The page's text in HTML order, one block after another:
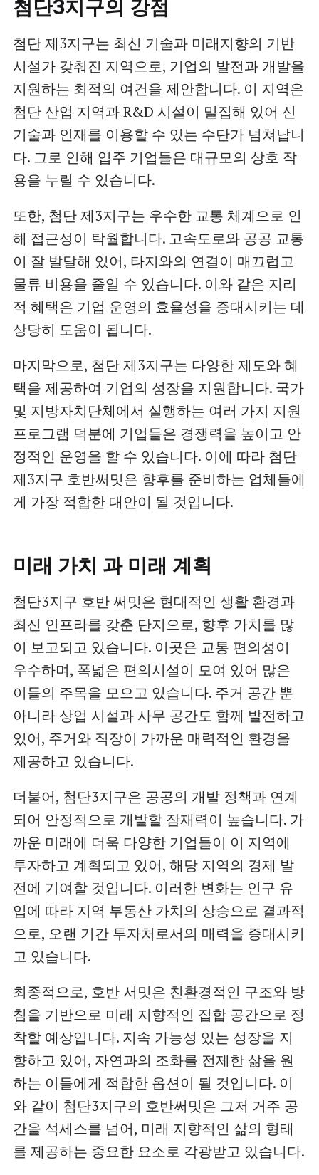
첨단3지구의 강점
첨단 제3지구는 최신 기술과 미래지향의 기반
시설가 갖춰진 지역으로, 기업의 발전과 개발을
지원하는 최적의 여건을 제안합니다. 이 지역은
첨단 산업 지역과 R&D 시설이 밀집해 있어 신
기술과 인재를 이용할 수 있는 수단가 넘쳐납니
다. 그로 인해 입주 기업들은 대규모의 상호 작
용을 누릴 수 있습니다.
또한, 첨단 제3지구는 우수한 교통 체계으로 인
해 접근성이 탁월합니다. 고속도로와 공공 교통
이 잘 발달해 있어, 타지와의 연결이 매끄럽고
물류 비용을 줄일 수 있습니다. 이와 같은 지리
적 혜택은 기업 운영의 효율성을 증대시키는 데
상당히 도움이 됩니다.
마지막으로, 첨단 제3지구는 다양한 제도와 혜
택을 제공하여 기업의 성장을 지원합니다. 국가
및 지방자치단체에서 실행하는 여러 가지 지원
프로그램 덕분에 기업들은 경쟁력을 높이고 안
정적인 운영을 할 수 있습니다. 이에 따라 첨단
제3지구 호반써밋은 향후를 준비하는 업체들에
게 가장 적합한 대안이 될 것입니다.
미래 가치 과 미래 계획
첨단3지구 호반 써밋은 현대적인 생활 환경과
최신 인프라를 갖춘 단지으로, 향후 가치를 많
이 보고되고 있습니다. 이곳은 교통 편의성이
우수하며, 폭넓은 편의시설이 모여 있어 많은
이들의 주목을 모으고 있습니다. 주거 공간 뿐
아니라 상업 시설과 사무 공간도 함께 발전하고
있어, 주거와 직장이 가까운 매력적인 환경을
제공하고 있습니다.
더불어, 첨단3지구은 공공의 개발 정책과 연계
되어 안정적으로 개발할 잠재력이 높습니다. 가
까운 미래에 더욱 다양한 기업들이 이 지역에
투자하고 계획되고 있어, 해당 지역의 경제 발
전에 기여할 것입니다. 이러한 변화는 인구 유
입에 따라 지역 부동산 가치의 상승으로 결과적
으로, 오랜 기간 투자처로서의 매력을 증대시키
고 있습니다.
최종적으로, 호반 서밋은 친환경적인 구조와 방
침을 기반으로 미래 지향적인 집합 공간으로 정
착할 예상입니다. 지속 가능성 있는 성장을 지
향하고 있어, 자연과의 조화를 전제한 삶을 원
하는 이들에게 적합한 옵션이 될 것입니다. 이
와 같이 첨단3지구의 호반써밋은 그저 거주 공
간을 석세스를 넘어, 미래 지향적인 삶의 형태
를 제공하는 중요한 요소로 각광받고 있습니다.